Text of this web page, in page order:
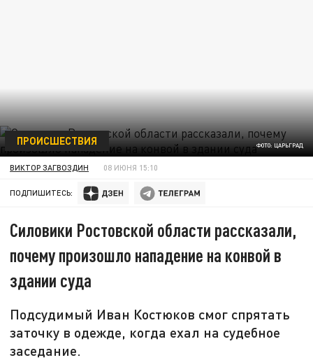
ФОТО: ЦАРЬГРАД
ПРОИСШЕСТВИЯ
ВИКТОР ЗАГВОЗДИН 08 ИЮНЯ 15:10
ПОДПИШИТЕСЬ:
Силовики Ростовской области рассказали,
почему произошло нападение на конвой в
здании суда
Подсудимый Иван Костюков смог спрятать
заточку в одежде, когда ехал на судебное
заседание.